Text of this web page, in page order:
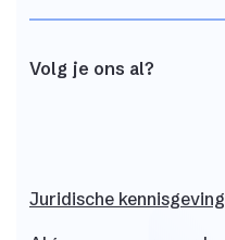
Juridische kennisgeving
Volg je ons al?